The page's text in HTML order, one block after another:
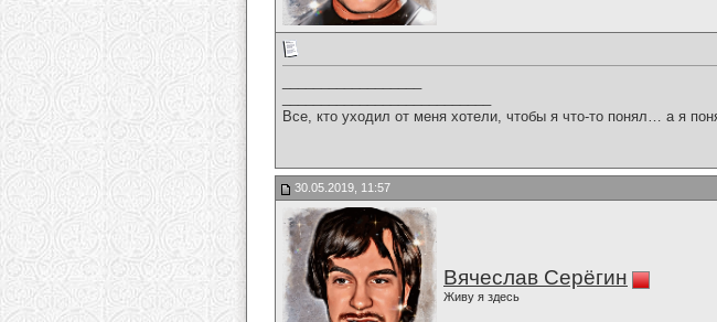
Все, кто уходил от меня хотели, чтобы я что-то понял… а я
30.05.2019, 11:57
Вячеслав Серёгин
Живу я здесь